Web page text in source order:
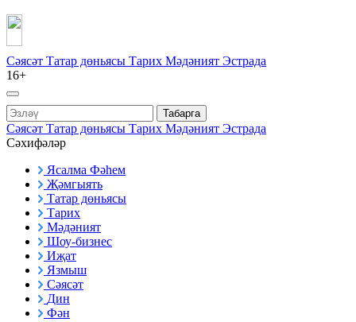
Сәясәт Татар дөньясы Тарих Мәдәният Эстрада
16+
Табарга
Сәясәт Татар дөньясы Тарих Мәдәният Эстрада
Сәхифәләр
Ясалма Фәһем
Җәмгыять
Татар дөньясы
Тарих
Мәдәният
Шоу-бизнес
Иҗат
Язмыш
Сәясәт
Дин
Фән